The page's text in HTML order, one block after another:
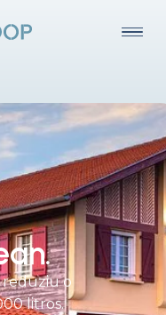
reduziu o
litros.